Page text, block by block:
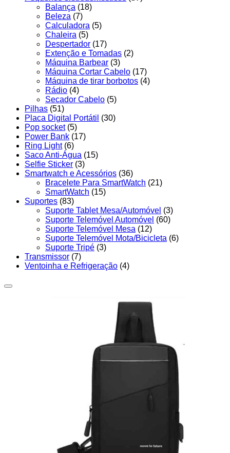
Balança (18)
Beleza (7)
Calculadora (5)
Chaleira (5)
Despertador (17)
Extenção e Tomadas (2)
Máquina Barbear (3)
Máquina Cortar Cabelo (17)
Máquina de tirar borbotos (4)
Rádio (4)
Secador Cabelo (5)
Pilhas (51)
Placa Digital Portátil (30)
Pop socket (5)
Power Bank (17)
Ring Light (6)
Saco Anti-Água (15)
Selfie Sticker (3)
Smartwatch e Acessórios (36)
Bracelete Para SmartWatch (21)
SmartWatch (15)
Suportes (83)
Suporte Tablet Mesa/Automóvel (3)
Suporte Telemóvel Automóvel (60)
Suporte Telemóvel Mesa (12)
Suporte Telemóvel Mota/Bicicleta (6)
Suporte Tripé (3)
Transmissor (7)
Ventoinha e Refrigeração (4)